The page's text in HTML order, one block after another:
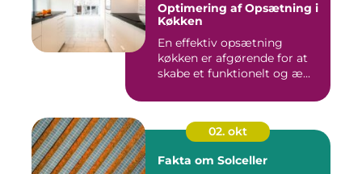
Optimering af Opsætning i
Køkken
En effektiv opsætning
køkken er afgørende for at
skabe et funktionelt og æ...
02. okt
Fakta om Solceller